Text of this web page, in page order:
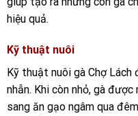
hiệu quả.
Kỹ thuật nuôi
Kỹ thuật nuôi gà Chợ
nhẫn. Khi còn nhỏ, gà
sang ăn gạo ngâm qua